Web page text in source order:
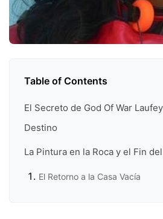
Table of Contents
El Secreto de God Of War
Destino
La Pintura en la Roca y el Fin
El Retorno a la Casa Vacía